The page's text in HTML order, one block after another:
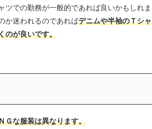
での勤務が一般的であれば良いかもしれま
か迷われるのであればデニムや半袖のＴシャ
のが良いです。
Ｇな服装は異なります。